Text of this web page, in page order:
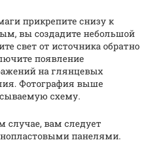
прикрепите снизу к
вы создадите небольшой
свет от источника обратно
появление
на глянцевых
Фотография выше
схему.
вам следует
панелями.